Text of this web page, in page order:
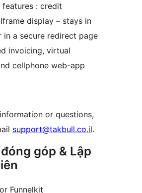
features : credit
display – stays in
in a secure redirect page
invoicing, virtual
cellphone web-app
or questions,
support@takbull.co.il.
góp & Lập
Funnelkit